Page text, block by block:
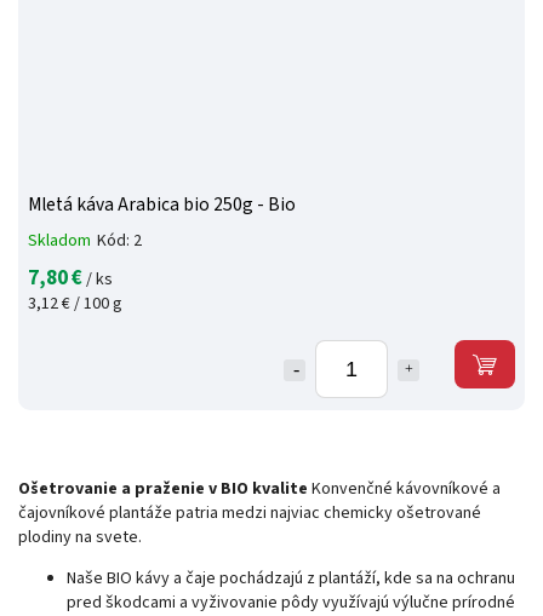
Mletá káva Arabica bio 250g - Bio
Skladom Kód: 2
7,80 €/ ks
3,12 € / 100 g
Ošetrovanie a praženie v BIO kvalite Konvenčné kávovníkové a
čajovníkové plantáže patria medzi najviac chemicky ošetrované
plodiny na svete.
Naše BIO kávy a čaje pochádzajú z plantáží, kde sa na ochranu
pred škodcami a vyživovanie pôdy využívajú výlučne prírodné